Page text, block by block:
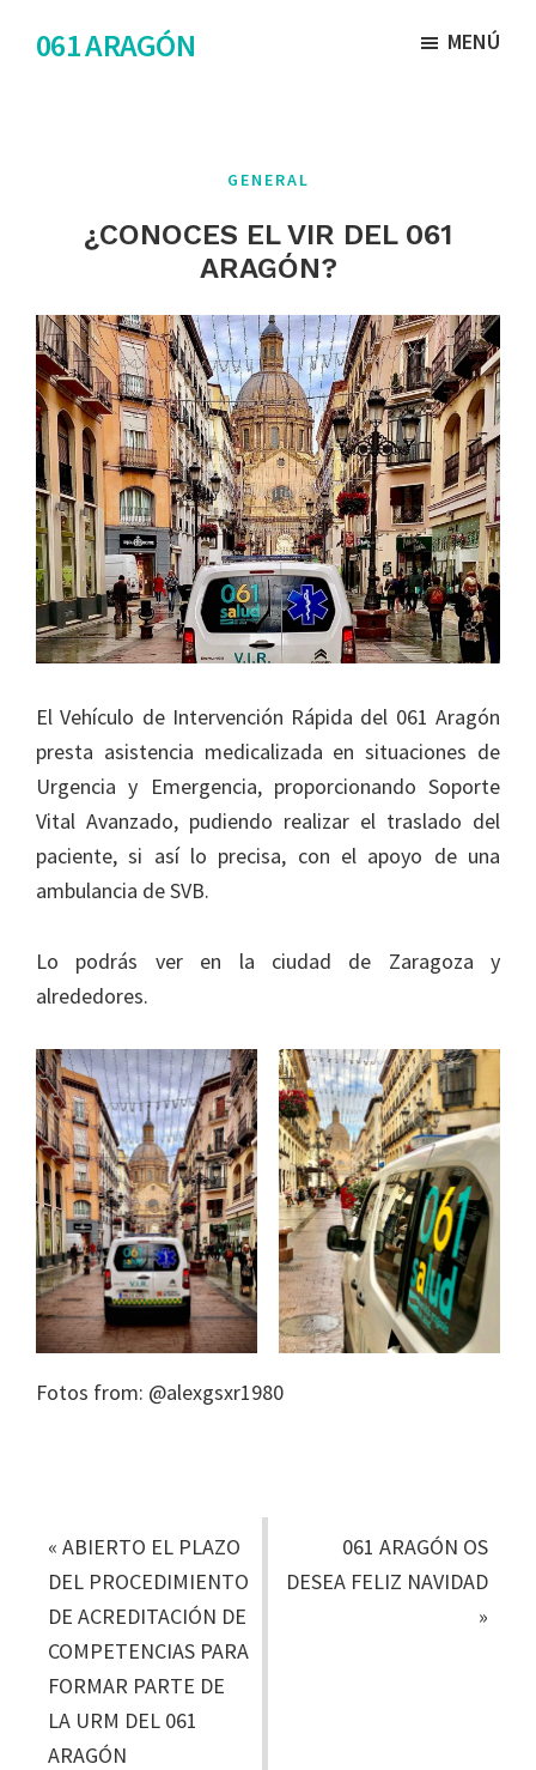
061 ARAGÓN MENÚ
GENERAL
¿CONOCES EL VIR DEL 061
ARAGÓN?
El Vehículo de Intervención Rápida del 061 Aragón
presta asistencia medicalizada en situaciones de
Urgencia y Emergencia, proporcionando Soporte
Vital Avanzado, pudiendo realizar el traslado del
paciente, si así lo precisa, con el apoyo de una
ambulancia de SVB.
Lo podrás ver en la ciudad de Zaragoza y
alrededores.
Fotos from: @alexgsxr1980
« ABIERTO EL PLAZO
DEL PROCEDIMIENTO
DE ACREDITACIÓN DE
COMPETENCIAS PARA
FORMAR PARTE DE
LA URM DEL 061
ARAGÓN
061 ARAGÓN OS
DESEA FELIZ NAVIDAD
»